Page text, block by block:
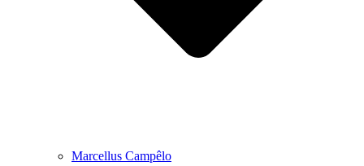
Marcellus Campêlo